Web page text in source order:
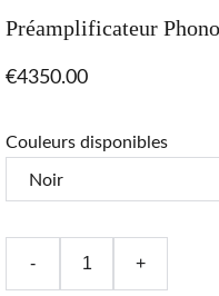
Préamplificateur Phono
€4350.00
Couleurs disponibles
- +